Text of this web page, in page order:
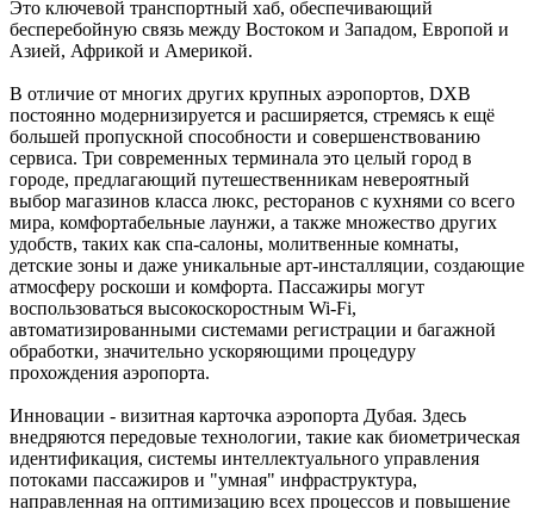
Это ключевой транспортный хаб, обеспечивающий
бесперебойную связь между Востоком и Западом, Европой и
Азией, Африкой и Америкой.
В отличие от многих других крупных аэропортов, DXB
постоянно модернизируется и расширяется, стремясь к ещё
большей пропускной способности и совершенствованию
сервиса. Три современных терминала это целый город в
городе, предлагающий путешественникам невероятный
выбор магазинов класса люкс, ресторанов с кухнями со всего
мира, комфортабельные лаунжи, а также множество других
удобств, таких как спа-салоны, молитвенные комнаты,
детские зоны и даже уникальные арт-инсталляции, создающие
атмосферу роскоши и комфорта. Пассажиры могут
воспользоваться высокоскоростным Wi-Fi,
автоматизированными системами регистрации и багажной
обработки, значительно ускоряющими процедуру
прохождения аэропорта.
Инновации - визитная карточка аэропорта Дубая. Здесь
внедряются передовые технологии, такие как биометрическая
идентификация, системы интеллектуального управления
потоками пассажиров и "умная" инфраструктура,
направленная на оптимизацию всех процессов и повышение